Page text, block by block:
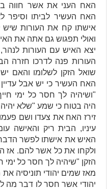
האח העני את אשר חווה
האח העשיר לביתו
אישתו קח את העורות שיש
ואולי תפגוש גם אתה את
יצא האיש עם העורות
העורות פנה לדרכו חזרה
שואל הזקן לשלומו והאם
האח העשיר כי יש אבל
"ושיהיה לך חסר כל ימי
היה בטוח כי שמע "שלא
זירז האח את צעדו ושם
עיניו, הבית ריק והאישה
האיש את אישתו לפשר
ולקחו את כל אשר להם. אז
הזקן "שיהיה לך חסר
מאז שמים יהודי תוניסיה
יהודי אשר חסר לו דבר מה